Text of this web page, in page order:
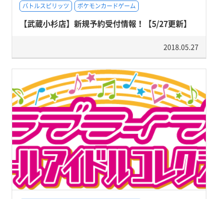
バトルスピリッツ
ポケモンカードゲーム
【武蔵小杉店】新規予約受付情報！【5/27更新】
2018.05.27